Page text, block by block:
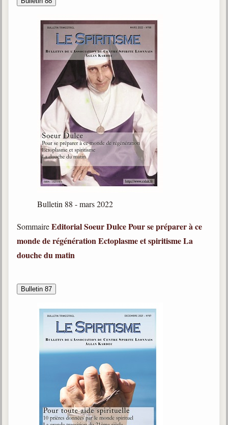
Bulletin 88 - mars 2022
SommaireEditorialSoeur DulcePour se préparer à ce
monde de régénérationEctoplasme et spiritismeLa
douche du matin
Bulletin 87